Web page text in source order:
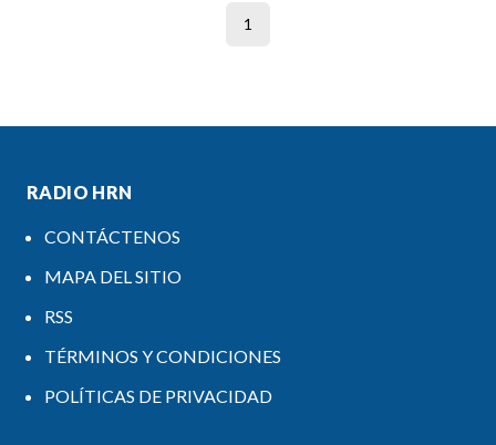
1
RADIO HRN
CONTÁCTENOS
MAPA DEL SITIO
RSS
TÉRMINOS Y CONDICIONES
POLÍTICAS DE PRIVACIDAD